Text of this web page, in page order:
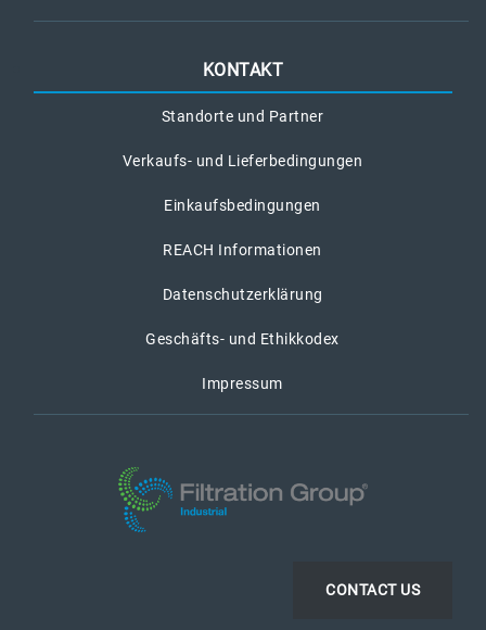
KONTAKT
Standorte und Partner
Verkaufs- und Lieferbedingungen
Einkaufsbedingungen
REACH Informationen
Datenschutzerklärung
Geschäfts- und Ethikkodex
Impressum
CONTACT US